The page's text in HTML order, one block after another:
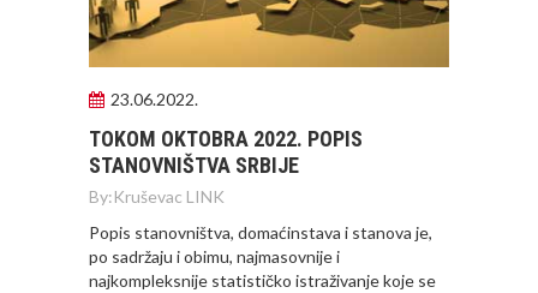
23.06.2022.
TOKOM OKTOBRA 2022. POPIS
STANOVNIŠTVA SRBIJE
By:Kruševac LINK
Popis stanovništva, domaćinstava i stanova je,
po sadržaju i obimu, najmasovnije i
najkompleksnije statističko istraživanje koje se